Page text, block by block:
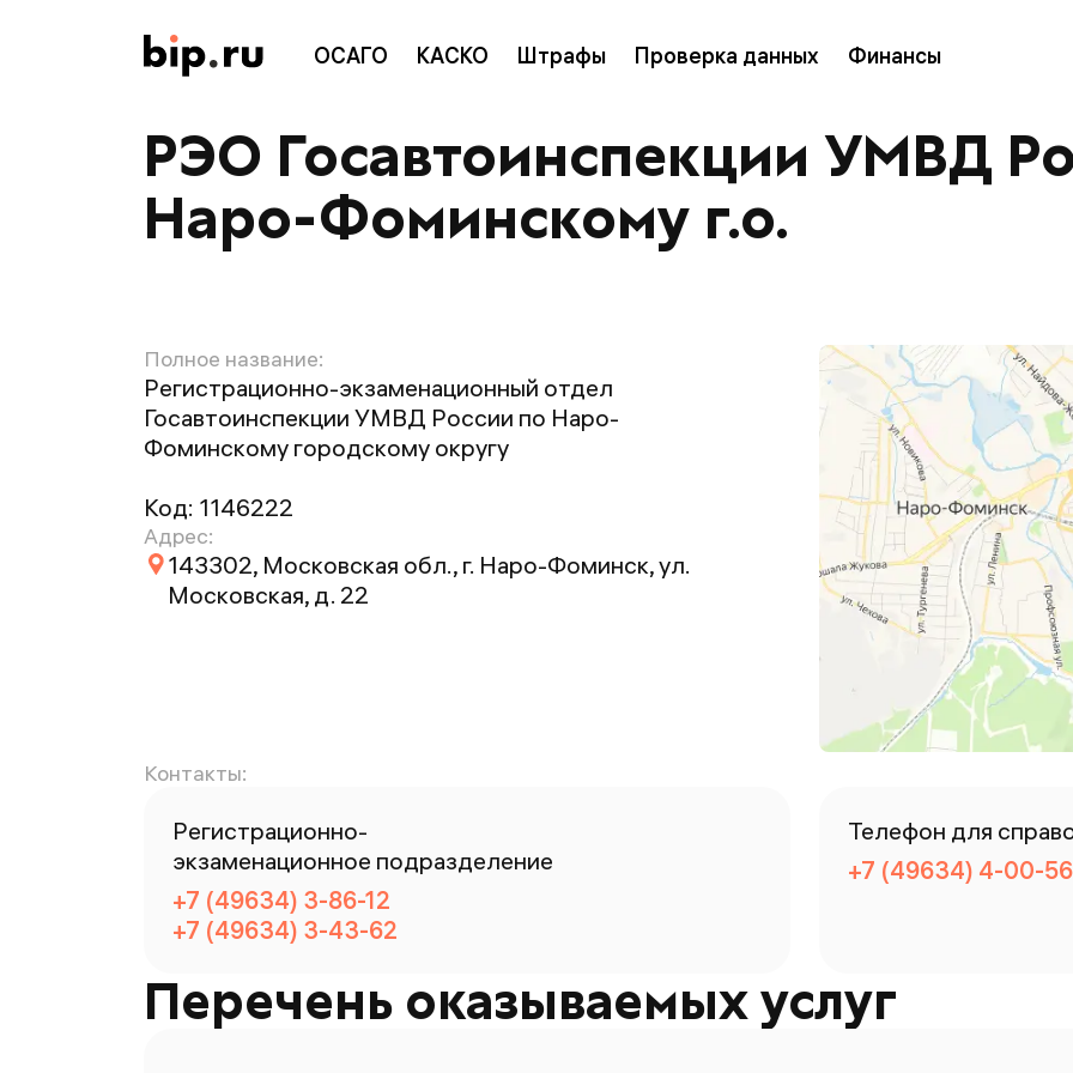
ОСАГО КАСКО Штрафы Проверка данных Финансы
РЭО Госавтоинспекции УМВД
Наро-Фоминскому г.о.
Полное название:
Регистрационно-экзаменационный отдел
Госавтоинспекции УМВД России по Наро-
Фоминскому городскому округу
Код: 1146222
Адрес:
143302, Московская обл., г. Наро-Фоминск, ул.
Московская, д. 22
Контакты:
Регистрационно-
экзаменационное подразделение
+7 (49634) 3-86-12
+7 (49634) 3-43-62
Телефон для
+7 (49634) 4-00-56
Перечень оказываемых услуг